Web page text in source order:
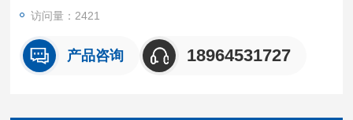
访问量：2421
产品咨询 18964531727